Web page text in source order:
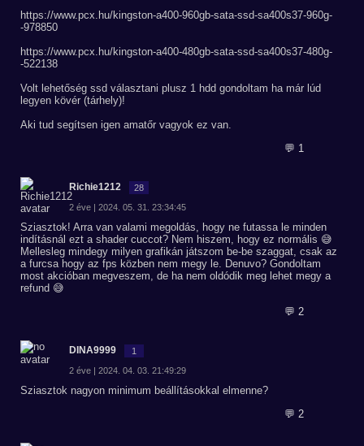
https://www.pcx.hu/kingston-a400-960gb-sata-ssd-sa400s37-960g-
-978850
https://www.pcx.hu/kingston-a400-480gb-sata-ssd-sa400s37-480g-
-522138
Volt lehetőség ssd választani plusz 1 hdd gondoltam ha már lúd
legyen kövér (tárhely)!
Aki tud segítsen igen amatőr vagyok ez van.
💬 1
Richie1212 28
2 éve | 2024. 05. 31. 23:34:45
Sziasztok! Arra van valami megoldás, hogy ne futassa le minden
indításnál ezt a shader cuccot? Nem hiszem, hogy ez normális 😅
Mellesleg mindegy milyen grafikán játszom be-be szaggat, csak az
a furcsa hogy az fps közben nem megy le. Denuvo? Gondoltam
most akcióban megveszem, de ha nem oldódik meg lehet megy a
refund 😅
💬 2
DINA9999 1
2 éve | 2024. 04. 03. 21:49:29
Sziasztok nagyon minimum beállításokkal elmenne?
💬 2